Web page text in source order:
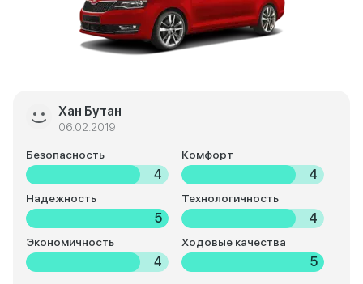
Хан Бутан
06.02.2019
Безопасность
4
Комфорт
4
Надежность
5
Технологичность
4
Экономичность
4
Ходовые качества
5